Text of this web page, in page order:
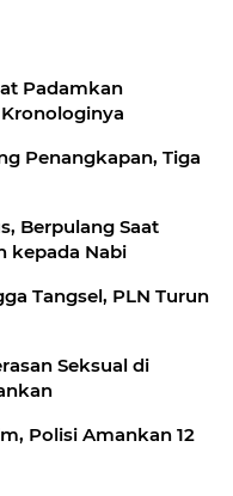
Padamkan
Penangkapan, Tiga
Berpulang Saat
kepada Nabi
Tangsel, PLN Turun
Seksual di
Polisi Amankan 12